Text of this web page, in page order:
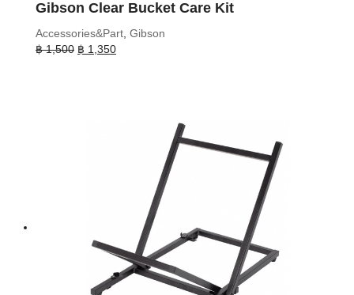
Gibson Clear Bucket Care Kit
Accessories&Part, Gibson
฿1,500 Original
฿ 1,350Current